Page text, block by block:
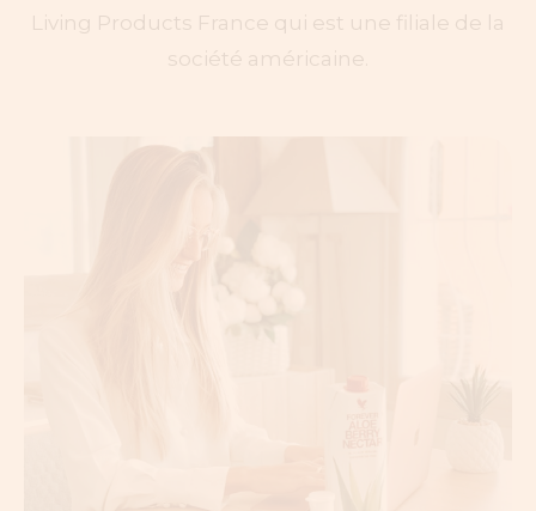
Living Products France qui est une filiale de la
société américaine.